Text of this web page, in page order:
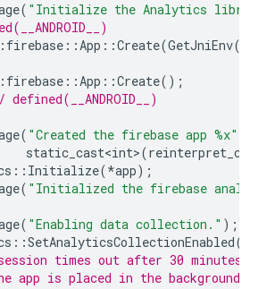
( "Initialize the Analytics library"
firebase ::App ::Create(GetJniEnv(),
firebase ::App ::Create();
defined(__ANDROID__)
( "Created the firebase app %x"
static_cast<int>(
:: Initialize(*app);
( "Initialized the firebase
( "Enabling data collection." );
::SetAnalyticsCollectionEnabled(
times out after 30 minutes.
app is placed in the background